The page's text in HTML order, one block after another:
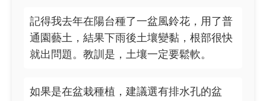
記得我去年在陽台種了一盆風鈴花，用了普
通園藝土，結果下雨後土壤變黏，根部很快
就出問題。教訓是，土壤一定要鬆軟。
如果是在盆栽種植，建議選有排水孔的盆